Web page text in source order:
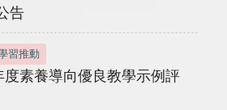
告
習推動
素養導向優良教學示例評